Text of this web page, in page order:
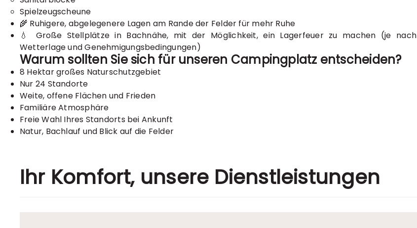
Spielzeugscheune
🌾 Ruhigere, abgelegenere Lagen am Rande der Felder für mehr Ruhe
💧 Große Stellplätze in Bachnähe, mit der Möglichkeit, ein Lagerfeuer zu machen (je nach
Wetterlage und Genehmigungsbedingungen)
Warum sollten Sie sich für unseren Campingplatz entscheiden?
8 Hektar großes Naturschutzgebiet
Nur 24 Standorte
Weite, offene Flächen und Frieden
Familiäre Atmosphäre
Freie Wahl Ihres Standorts bei Ankunft
Natur, Bachlauf und Blick auf die Felder
Ihr Komfort, unsere Dienstleistungen